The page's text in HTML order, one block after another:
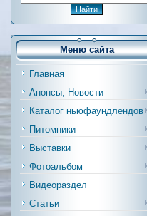
Меню сайта
Главная
Анонсы, Новости
Каталог ньюфаундлендов
Питомники
Выставки
Фотоальбом
Видеораздел
Статьи